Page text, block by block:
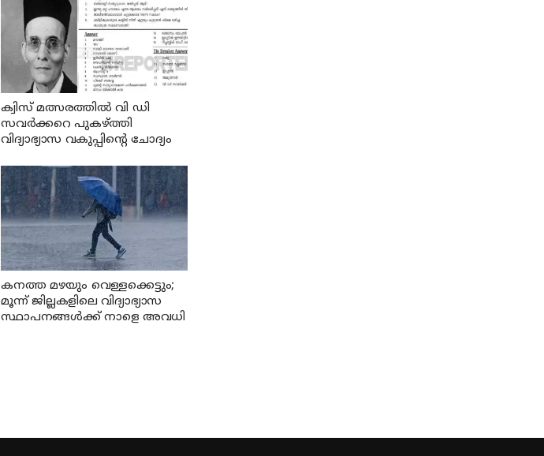
ക്വിസ് മത്സരത്തില്‍ വി ഡി
സവര്‍ക്കറെ പുകഴ്ത്തി
വിദ്യാഭ്യാസ വകുപ്പിന്റെ ചോദ്യം
കനത്ത മഴയും വെള്ളക്കെട്ടും;
മൂന്ന്‌ ജില്ലകളിലെ വിദ്യാഭ്യാസ
സ്ഥാപനങ്ങള്‍ക്ക് നാളെ അവധി